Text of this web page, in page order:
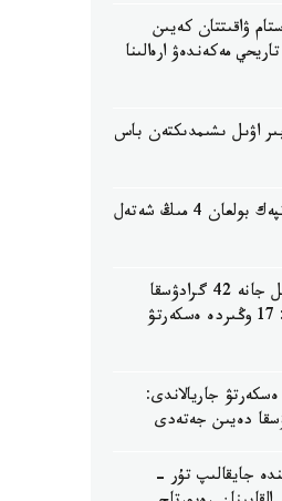
استام ۋاقىتتان كەيىن
مەكەندەۋ ارەالىنا
اۋىل ىشىمدىكتەن باس
شىلدەدە شەكارادان وتپەك بولعان 4 مىڭ شەتەل
نايزاعاي، شاڭدى داۋىل جانە 42 گرادۋسقا
دەيىنگى اپتاپ ىستىق: 17 وڭىردە ەسكەرتۋ
وڭىردە ەسكەرتۋ جاريالاندى:
جايقالىپ تۇر -